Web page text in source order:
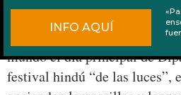
Dīpavali en el Parlamento
El 11 de noviembre de 2015
mundo el día principal de
festival hindú “de las luces”,
INFO AQUÍ